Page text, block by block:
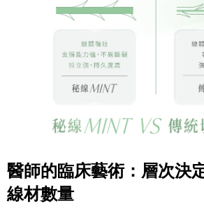
醫師的臨床藝術：層次決
線材數量